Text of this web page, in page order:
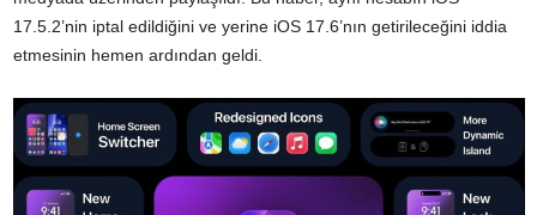
17.5.2’nin iptal edildiğini ve yerine iOS 17.6’nın getirileceğini iddia
etmesinin hemen ardından geldi.